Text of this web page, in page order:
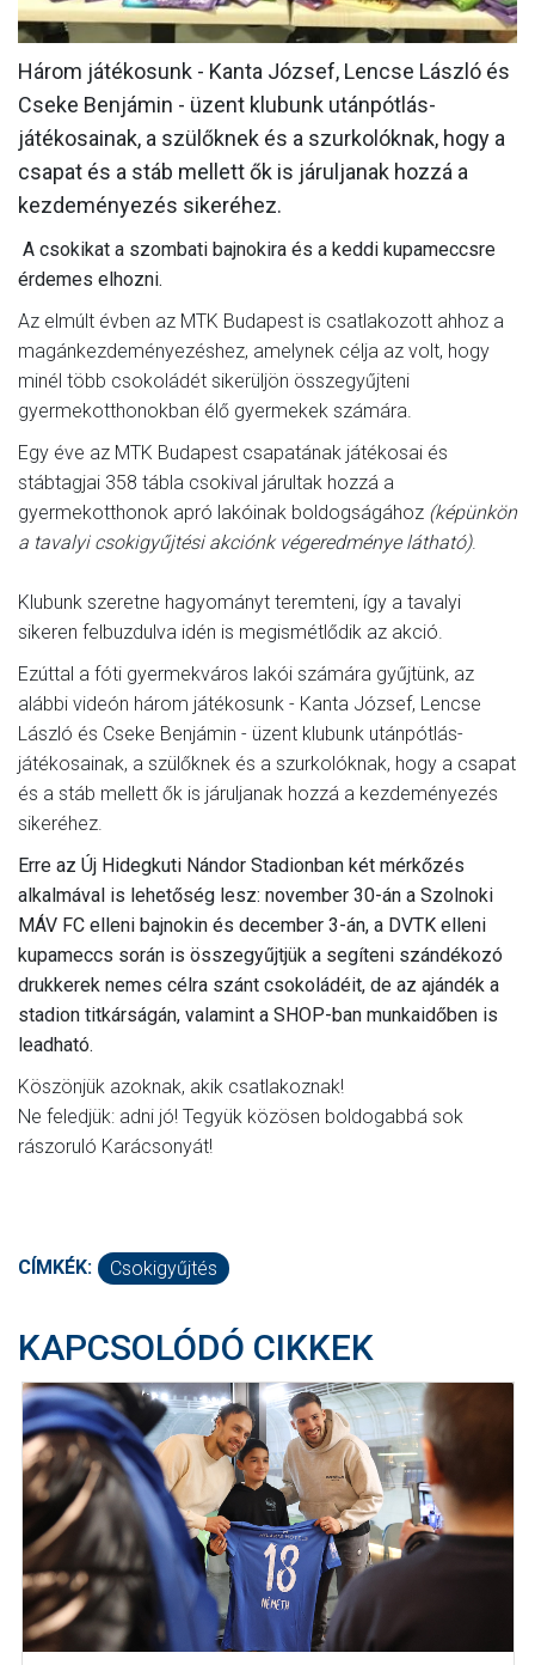
Három játékosunk - Kanta József, Lencse László és
Cseke Benjámin - üzent klubunk utánpótlás-
játékosainak, a szülőknek és a szurkolóknak, hogy a
csapat és a stáb mellett ők is járuljanak hozzá a
kezdeményezés sikeréhez.
A csokikat a szombati bajnokira és a keddi kupameccsre
érdemes elhozni.
Az elmúlt évben az MTK Budapest is csatlakozott ahhoz a
magánkezdeményezéshez, amelynek célja az volt, hogy
minél több csokoládét sikerüljön összegyűjteni
gyermekotthonokban élő gyermekek számára.
Egy éve az MTK Budapest csapatának játékosai és
stábtagjai 358 tábla csokival járultak hozzá a
gyermekotthonok apró lakóinak boldogságához (képünkön
a tavalyi csokigyűjtési akciónk végeredménye látható).
Klubunk szeretne hagyományt teremteni, így a tavalyi
sikeren felbuzdulva idén is megismétlődik az akció.
Ezúttal a fóti gyermekváros lakói számára gyűjtünk, az
alábbi videón három játékosunk - Kanta József, Lencse
László és Cseke Benjámin - üzent klubunk utánpótlás-
játékosainak, a szülőknek és a szurkolóknak, hogy a csapat
és a stáb mellett ők is járuljanak hozzá a kezdeményezés
sikeréhez.
Erre az Új Hidegkuti Nándor Stadionban két mérkőzés
alkalmával is lehetőség lesz: november 30-án a Szolnoki
MÁV FC elleni bajnokin és december 3-án, a DVTK elleni
kupameccs során is összegyűjtjük a segíteni szándékozó
drukkerek nemes célra szánt csokoládéit, de az ajándék a
stadion titkárságán, valamint a SHOP-ban munkaidőben is
leadható.
Köszönjük azoknak, akik csatlakoznak!
Ne feledjük: adni jó! Tegyük közösen boldogabbá sok
rászoruló Karácsonyát!
CÍMKÉK: Csokigyűjtés
KAPCSOLÓDÓ CIKKEK